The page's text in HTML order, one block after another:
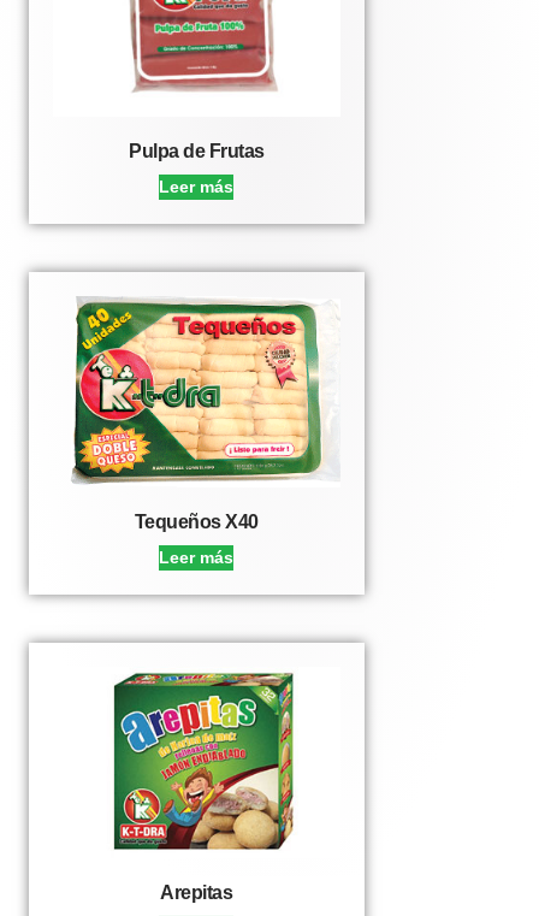
Pulpa de Frutas
Leer más
Tequeños X40
Leer más
Arepitas